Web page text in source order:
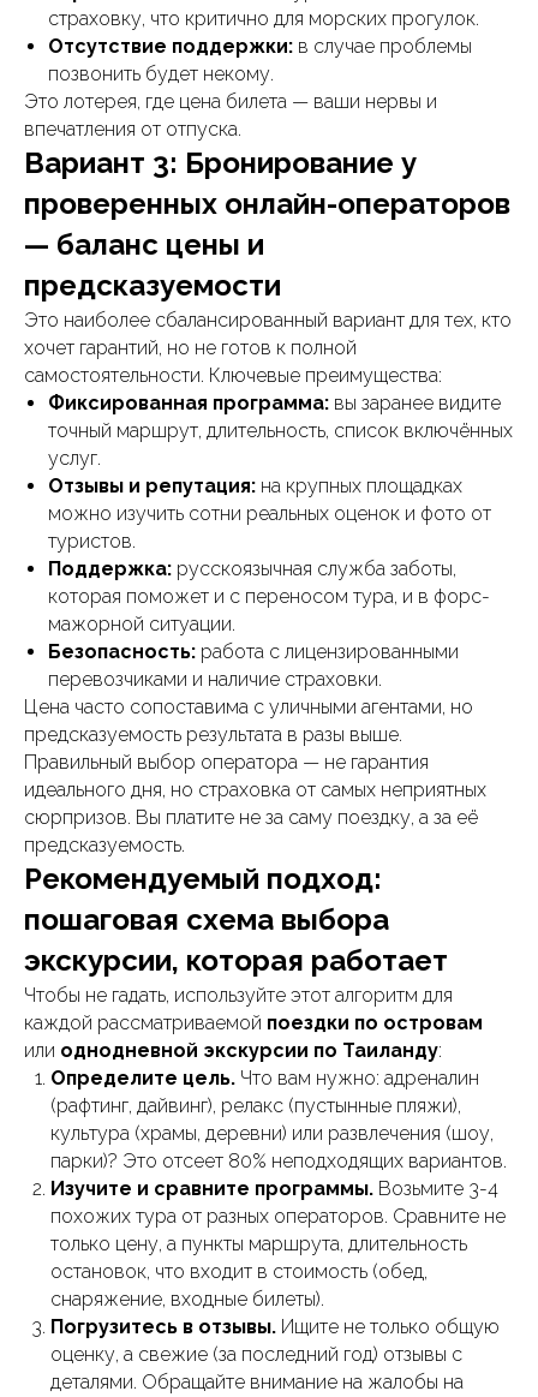
страховку, что критично для морских прогулок.
Отсутствие поддержки: в случае проблемы
позвонить будет некому.
Это лотерея, где цена билета — ваши нервы и
впечатления от отпуска.
Вариант 3: Бронирование у
проверенных онлайн-операторов
— баланс цены и
предсказуемости
Это наиболее сбалансированный вариант для тех, кто
хочет гарантий, но не готов к полной
самостоятельности. Ключевые преимущества:
Фиксированная программа: вы заранее видите
точный маршрут, длительность, список включённых
услуг.
Отзывы и репутация: на крупных площадках
можно изучить сотни реальных оценок и фото от
туристов.
Поддержка: русскоязычная служба заботы,
которая поможет и с переносом тура, и в форс-
мажорной ситуации.
Безопасность: работа с лицензированными
перевозчиками и наличие страховки.
Цена часто сопоставима с уличными агентами, но
предсказуемость результата в разы выше.
Правильный выбор оператора — не гарантия
идеального дня, но страховка от самых неприятных
сюрпризов. Вы платите не за саму поездку, а за её
предсказуемость.
Рекомендуемый подход:
пошаговая схема выбора
экскурсии, которая работает
Чтобы не гадать, используйте этот алгоритм для
каждой рассматриваемой поездки по островам
или однодневной экскурсии по Таиланду:
Определите цель. Что вам нужно: адреналин
(рафтинг, дайвинг), релакс (пустынные пляжи),
культура (храмы, деревни) или развлечения (шоу,
парки)? Это отсеет 80% неподходящих вариантов.
Изучите и сравните программы. Возьмите 3-4
похожих тура от разных операторов. Сравните не
только цену, а пункты маршрута, длительность
остановок, что входит в стоимость (обед,
снаряжение, входные билеты).
Погрузитесь в отзывы. Ищите не только общую
оценку, а свежие (за последний год) отзывы с
деталями. Обращайте внимание на жалобы на